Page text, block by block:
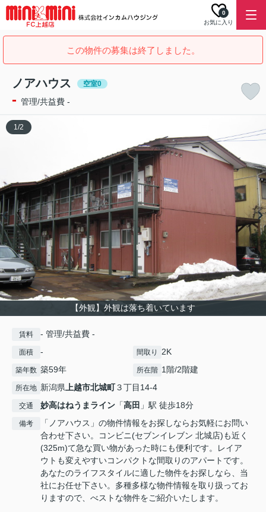
お気に入り
0
この物件の募集は終了しました。
ノアハウス 空室0
- 管理/共益費 -
【外観】外観は落ち着いています
1/2
賃料 - 管理/共益費 -
面積 - 間取り 2K
築年数 築59年 所在階 1階/2階建
所在地 新潟県上越市北城町３丁目14-4
交通 妙高はねうまライン 「高田 」駅 徒歩18分
備考
「ノアハウス」の物件情報をお探しならお気軽にお問い
合わせ下さい。コンビニ(セブンイレブン 北城店)も近く
(325m)て急な買い物があった時にも便利です。レイア
ウトも変えやすいコンパクトな間取りのアパートです。
あなたのライフスタイルに適した物件をお探しなら、当
社にお任せ下さい。多種多様な物件情報を取り扱ってお
りますので、べストな物件をご紹介いたします。